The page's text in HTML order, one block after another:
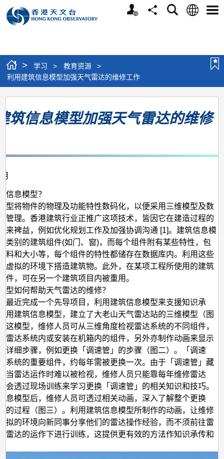
个
分
搜
语
选
> 学习 > 教育资源
>
利用建筑信息模型加强天气雷达的维修工作
利
用
息
模
型
加
强
天
气
雷
达
的
维
修
工
作
筑信息模型加强天气雷达的维修
信息模型？
型将物件的物理及功能特性数码化，以便采用三维模型及数
管理。香港建筑行业正推广这项技术，皆因它在建造过程的
来裨益，例如优化规划工作及加强协调沟通 [1]。建筑信息模
类别的建筑组件(如门、窗)，而每个组件附有某些特性，包
料和大小等，每个组件的特性都储存在数据库内。利用这些
虚拟的环境下搭造建筑物。此外，在某项工程所使用的建筑
件，可在另一个建筑项目内被重用。
型如何帮助天气雷达的维修？
最近完成一个先导项目，利用建筑信息模型来支援知识承
用建筑信息模型，建立了大老山天气雷达站的三维模型（图
这模型，维修人员可从三维角度检视雷达系统的不同组件，
雷达系统内或安装在机箱内的组件，另外亦制作动画来显示
详细步骤，例如更换「调速管」的步骤（图二）。「调速
系统的重要组件，约每年需被更换一次。由于「调速管」藏
当雷达运作时难以被检视，维修人员只能靠每年维修雷达
会透过现场训练来学习更换「调速管」的相关知识和技巧。
息模型后，维修人员可透过相关动画，深入了解整个更换
的过程（图三）。利用建筑信息模型所制作的动画，让维修
拟的环境向新同事分享他们的雷达操作经验，而不须前往雷
雷达的运作下进行训练，这提供更有效的方法作知识承传和